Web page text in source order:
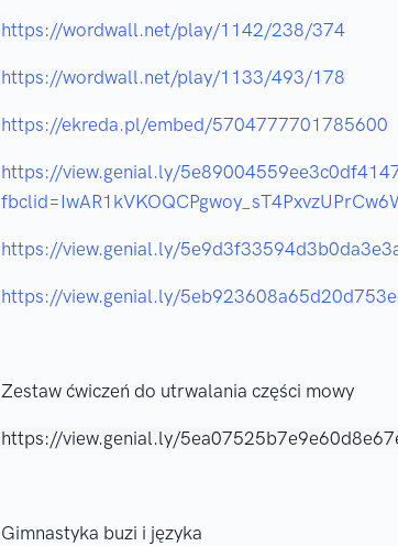
https://wordwall.net/play/1142/238/374
https://wordwall.net/play/1133/493/178
https://ekreda.pl/embed/5704777701785600
https://view.genial.ly/
https://view.genial.ly/
https://view.genial.ly/
Zestaw ćwiczeń do utrwalania części mowy
https://view.genial.ly/
Gimnastyka buzi i języka